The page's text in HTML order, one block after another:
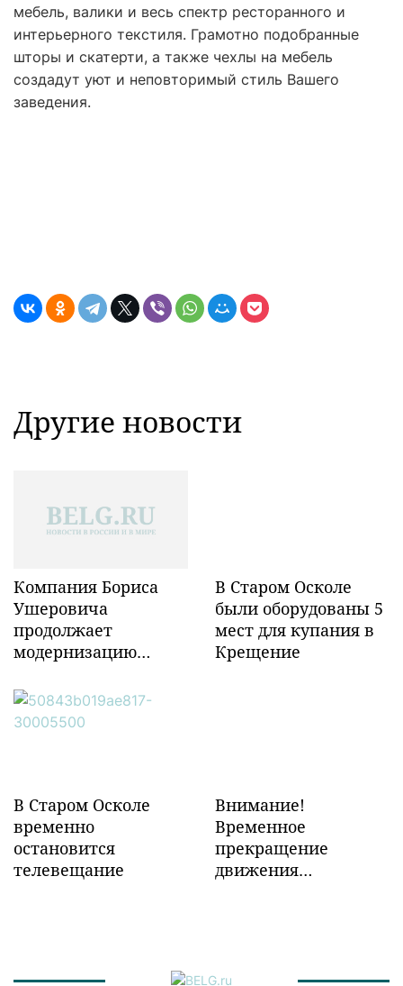
мебель, валики и весь спектр ресторанного и
интерьерного текстиля. Грамотно подобранные
шторы и скатерти, а также чехлы на мебель
создадут уют и неповторимый стиль Вашего
заведения.
Другие новости
Компания Бориса
Ушеровича
продолжает
модернизацию
инфраструктуры в
Забайкалье
В Старом Осколе
были оборудованы 5
мест для купания в
Крещение
В Старом Осколе
временно
остановится
телевещание
Внимание!
Временное
прекращение
движения